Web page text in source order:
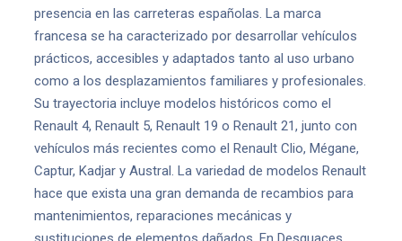
presencia en las carreteras españolas. La marca
francesa se ha caracterizado por desarrollar vehículos
prácticos, accesibles y adaptados tanto al uso urbano
como a los desplazamientos familiares y profesionales.
Su trayectoria incluye modelos históricos como el
Renault 4, Renault 5, Renault 19 o Renault 21, junto con
vehículos más recientes como el Renault Clio, Mégane,
Captur, Kadjar y Austral. La variedad de modelos Renault
hace que exista una gran demanda de recambios para
mantenimientos, reparaciones mecánicas y